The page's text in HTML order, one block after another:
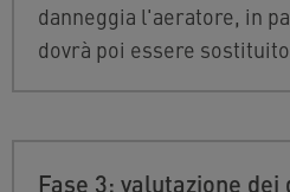
danneggia l'aeratore, in
dovrà poi essere
Fase 3: valutazione dei